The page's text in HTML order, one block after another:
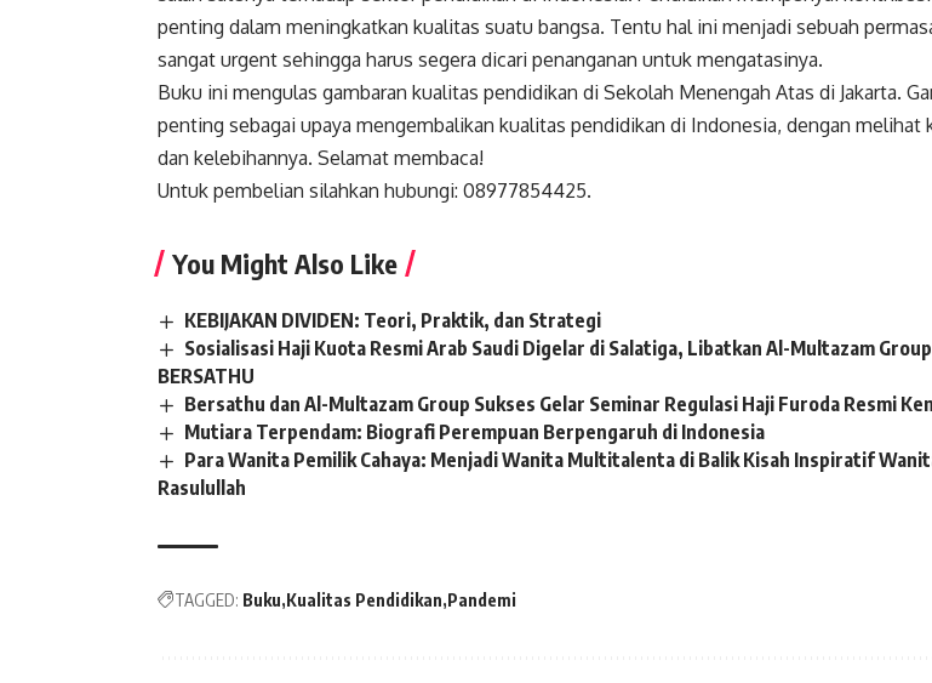
penting dalam meningkatkan kualitas suatu bangsa. Tentu hal ini menjadi sebuah
sangat urgent sehingga harus segera dicari penanganan untuk mengatasinya.
Buku ini mengulas gambaran kualitas pendidikan di Sekolah Menengah Atas di Jakarta.
penting sebagai upaya mengembalikan kualitas pendidikan di Indonesia, dengan melihat
dan kelebihannya. Selamat membaca!
Untuk pembelian silahkan hubungi: 08977854425.
You Might Also Like
KEBIJAKAN DIVIDEN: Teori, Praktik, dan Strategi
Sosialisasi Haji Kuota Resmi Arab Saudi Digelar di Salatiga, Libatkan Al-Multazam
BERSATHU
Bersathu dan Al-Multazam Group Sukses Gelar Seminar Regulasi Haji Furoda Resmi
Mutiara Terpendam: Biografi Perempuan Berpengaruh di Indonesia
Para Wanita Pemilik Cahaya: Menjadi Wanita Multitalenta di Balik Kisah Inspiratif
Rasulullah
TAGGED: Buku Kualitas Pendidikan Pandemi